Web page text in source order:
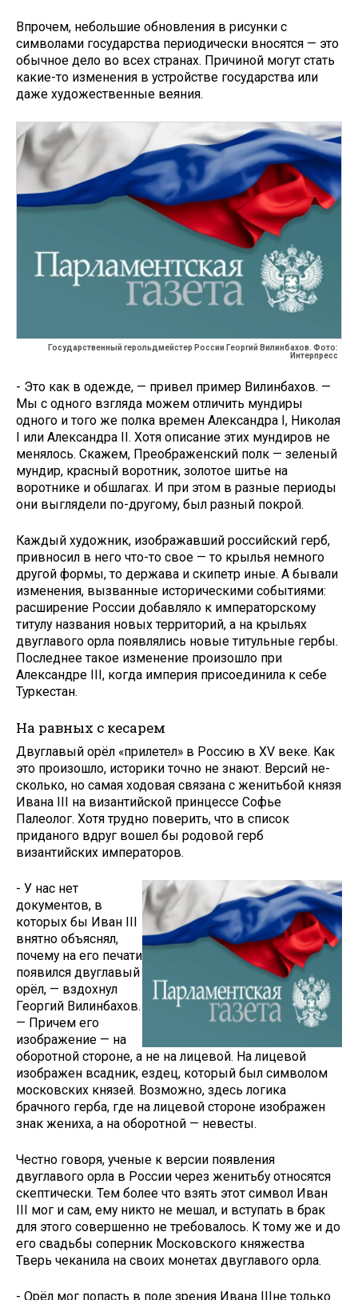
Впрочем, небольшие обновления в рисунки с
символами государства периодически вносятся — это
обыч­ное дело во всех странах. Причиной могут стать
какие-то изменения в устройстве государства или
даже художественные веяния.
Государственный герольдмейстер России Георгий Вилинбахов. Фото:
Интерпресс
- Это как в одежде, — привел пример Вилинбахов. —
Мы с одного взгляда можем отличить мундиры
одного и того же полка времен Алек­сандра I, Николая
I или Александра II. Хотя описание этих мундиров не
менялось. Скажем, Преображенский полк — зеленый
мундир, красный во­ротник, золотое шитье на
воротнике и обшлагах. И при этом в разные периоды
они выглядели по-другому, был разный покрой.
Каждый художник, изображавший российский герб,
привносил в не­го что-то свое — то крылья немного
другой формы, то держава и скипетр иные. А бывали
изменения, вызванные историческими событиями:
расшире­ние России добавляло к император­скому
титулу названия новых терри­торий, а на крыльях
двуглавого орла появлялись новые титульные гербы.
Последнее такое изменение произо­шло при
Александре III, когда империя присоединила к себе
Туркестан.
На равных с кесарем
Двуглавый орёл «прилетел» в Рос­сию в XV веке. Как
это произошло, историки точно не знают. Версий не­
сколько, но самая ходовая связана с женитьбой князя
Ивана III на визан­тийской принцессе Софье
Палеолог. Хотя трудно поверить, что в список
приданого вдруг вошел бы родовой герб
византийских императоров.
- У нас нет
документов, в
которых бы Иван III
внятно объяснял,
почему на его печати
появился двуглавый
орёл, — вздохнул
Георгий Вилинба­хов.
— Причем его
изображение — на
оборотной стороне, а не на лицевой. На лицевой
изображен всадник, ездец, который был символом
москов­ских князей. Возможно, здесь логика
брачного герба, где на лицевой сто­роне изображен
знак жениха, а на оборотной — невесты.
Честно говоря, ученые к версии появления
двуглавого орла в России через женитьбу относятся
скептиче­ски. Тем более что взять этот символ Иван
III мог и сам, ему никто не ме­шал, и вступать в брак
для этого со­вершенно не требовалось. К тому же и до
его свадьбы соперник Москов­ского княжества
Тверь чеканила на своих монетах двуглавого орла.
- Орёл мог попасть в поле зрения Ивана IIIне только